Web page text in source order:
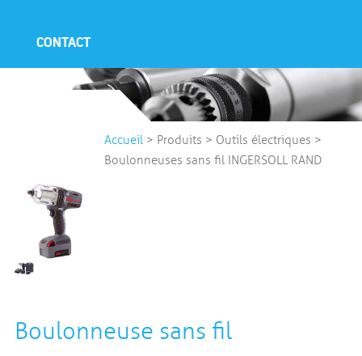
CONTACT
Accueil > Produits > Outils électriques >
Boulonneuses sans fil INGERSOLL RAND
Boulonneuse sans fil